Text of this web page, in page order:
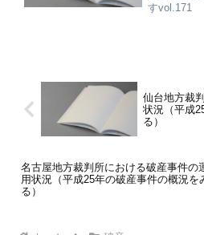
すvol.171
仙台地方裁
状況（平成
る）
名古屋地方裁判所における破産事件の
用状況（平成25年の破産事件の概況を
る）